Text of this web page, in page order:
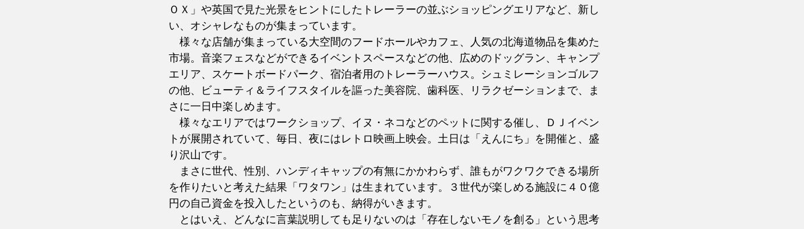
ＯＸ」や英国で見た光景をヒントにしたトレーラーの並ぶショッピングエリアなど、新し
い、オシャレなものが集まっています。
様々な店舗が集まっている大空間のフードホールやカフェ、人気の北海道物品を集めた
市場。音楽フェスなどができるイベントスペースなどの他、広めのドッグラン、キャンプ
エリア、スケートボードパーク、宿泊者用のトレーラーハウス。シュミレーションゴルフ
の他、ビューティ＆ライフスタイルを謳った美容院、歯科医、リラクゼーションまで、ま
さに一日中楽しめます。
様々なエリアではワークショップ、イヌ・ネコなどのペットに関する催し、ＤＪイベン
トが展開されていて、毎日、夜にはレトロ映画上映会。土日は「えんにち」を開催と、盛
り沢山です。
まさに世代、性別、ハンディキャップの有無にかかわらず、誰もがワクワクできる場所
を作りたいと考えた結果「ワタワン」は生まれています。３世代が楽しめる施設に４０億
円の自己資金を投入したというのも、納得がいきます。
とはいえ、どんなに言葉説明しても足りないのは「存在しないモノを創る」という思考